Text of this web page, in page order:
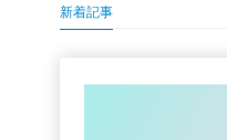
新着記事